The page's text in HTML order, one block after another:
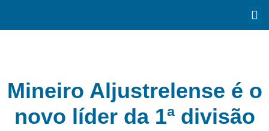
Mineiro Aljustrelense é o
novo líder da 1ª divisão